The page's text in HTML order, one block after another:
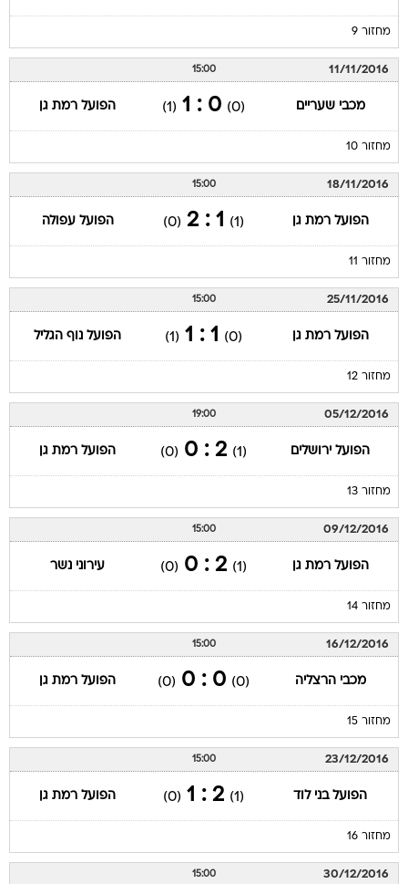
מחזור 9
11/11/2016
15:00
מכבי שעריים (0)
0 : 1
(1) הפועל רמת גן
מחזור 10
18/11/2016
15:00
הפועל רמת גן (1)
1 : 2
(0) הפועל עפולה
מחזור 11
25/11/2016
15:00
הפועל רמת גן (0)
1 : 1
(1) הפועל נוף הגליל
מחזור 12
05/12/2016
19:00
הפועל ירושלים (1)
2 : 0
(0) הפועל רמת גן
מחזור 13
09/12/2016
15:00
הפועל רמת גן (1)
2 : 0
(0) עירוני נשר
מחזור 14
16/12/2016
15:00
מכבי הרצליה (0)
0 : 0
(0) הפועל רמת גן
מחזור 15
23/12/2016
15:00
הפועל בני לוד (1)
2 : 1
(0) הפועל רמת גן
מחזור 16
30/12/2016
15:00